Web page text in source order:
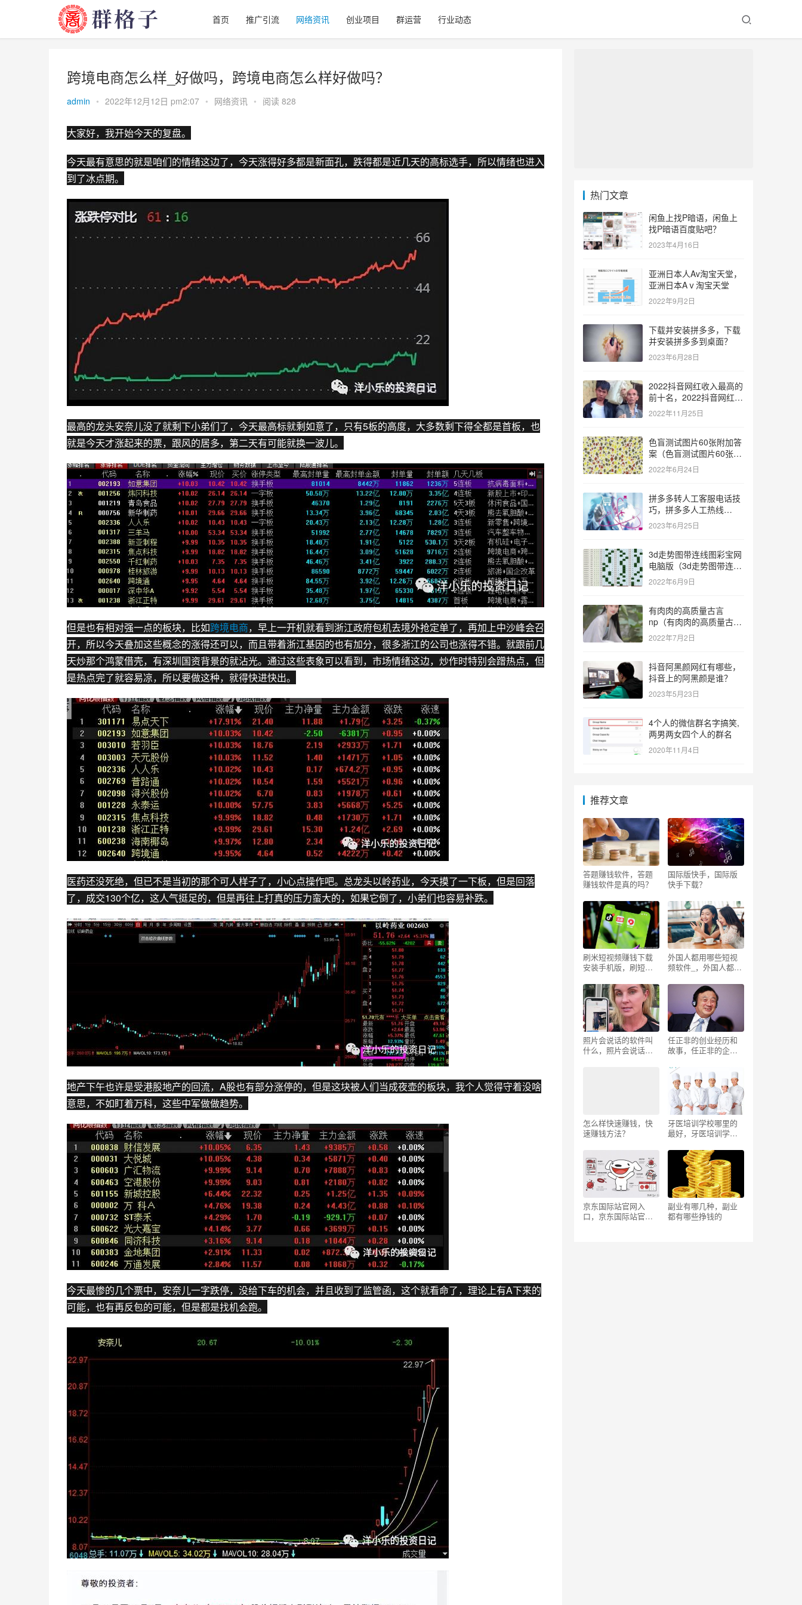
首页 推广引流 网络资讯 创业项目 群运营 行业动态
跨境电商怎么样_好做吗，跨境电商怎么样好做吗？
admin • 2022年12月12日 pm2:07 • 网络资讯 • 阅读 828
大家好，我开始今天的复盘。
今天最有意思的就是咱们的情绪这边了，今天涨得好多都是新面孔，跌得都是近几天的高标选手，所以情绪也进入
到了冰点期。
最高的龙头安奈儿没了就剩下小弟们了，今天最高标就剩如意了，只有5板的高度，大多数剩下得全都是首板，也
就是今天才涨起来的票，跟风的居多，第二天有可能就换一波儿。
但是也有相对强一点的板块，比如跨境电商，早上一开机就看到浙江政府包机去境外抢定单了，再加上中沙峰会召
开，所以今天叠加这些概念的涨得还可以，而且带着浙江基因的也有加分，很多浙江的公司也涨得不错。就跟前几
天炒那个鸿蒙借壳，有深圳国资背景的就沾光。通过这些表象可以看到，市场情绪这边，炒作时特别会蹭热点，但
是热点完了就容易凉，所以要做这种，就得快进快出。
医药还没死绝，但已不是当初的那个可人样子了，小心点操作吧。总龙头以岭药业，今天摸了一下板，但是回落
了，成交130个亿，这人气挺足的，但是再往上打真的压力蛮大的，如果它倒了，小弟们也容易补跌。
地产下午也许是受港股地产的回流， A股也有部分涨停的，但是这块被人们当成夜壶的板块，我个人觉得守着没啥
意思，不如盯着万科，这些中军做做趋势。
今天最惨的几个票中，安奈儿一字跌停，没给下车的机会，并且收到了监管函，这个就看命了，理论上有A下来的
可能，也有再反包的可能，但是都是找机会跑。
热门文章
闲鱼上找P暗语，闲鱼上
找P暗语百度贴吧？
2023年4月16日
亚洲日本人Av淘宝天堂，
亚洲日本Aⅴ淘宝天堂
2022年9月2日
下载并安装拼多多，下载
并安装拼多多到桌面？
2023年6月28日
2022抖音网红收入最高的
前十名，2022抖音网红收
入最高的前十名有哪些？
2022年11月25日
色盲测试图片60张附加答
案（色盲测试图片60张复
杂）
2022年6月24日
拼多多转人工客服电话技
巧，拼多多人工热线
9541344？
2023年6月25日
3d走势图带连线图彩宝网
电脑版（3d走势图带连线
图彩宝网手机版）
2022年6月9日
有肉肉的高质量古言
np（有肉肉的高质量古言
np推荐）
2022年7月2日
抖音阿黑颜网红有哪些，
抖音上的阿黑颜是谁？
2023年5月23日
4个人的微信群名字搞笑,
两男两女四个人的群名
2020年11月4日
推荐文章
答题赚钱软件，答题
赚钱软件是真的吗？
国际版快手，国际版
快手下载？
刷米短视频赚钱下载
安装手机版，刷短视
外国人都用哪些短视
频软件_，外国人都用
频？
照片会说话的软件叫
什么，照片会说话的
任正非的创业经历和
故事，任正非的企业
怎么样快速赚钱，快
速赚钱方法？
牙医培训学校哪里的
最好，牙医培训学校
京东国际站官网入
口，京东国际站官网
副业有哪几种，副业
都有哪些挣钱的